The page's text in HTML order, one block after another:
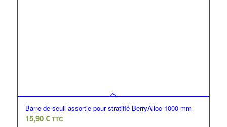
Barre de seuil assortie pour stratifié BerryAlloc 1000 mm
15,90€ TTC